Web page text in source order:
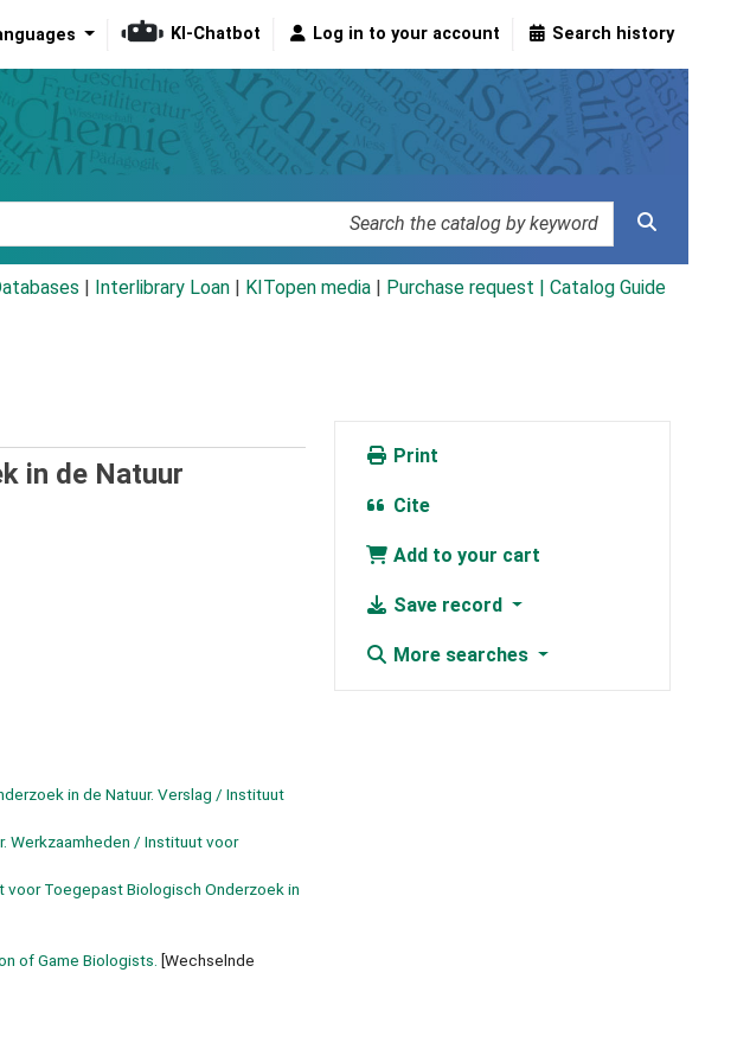
KI-Chatbot Log in to your account Search history
Interlibrary Loan KITopen media Purchase request | Catalog Guide
in de Natuur
in de Natuur. Verslag / Instituut
Werkzaamheden / Instituut voor
voor Toegepast Biologisch Onderzoek in
of Game Biologists. [Wechselnde
Print
Cite
Add to your cart
Save record
More searches